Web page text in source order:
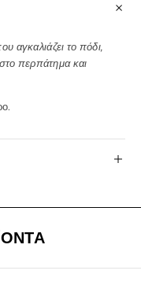
αγκαλιάζει το πόδι,
περπάτημα και